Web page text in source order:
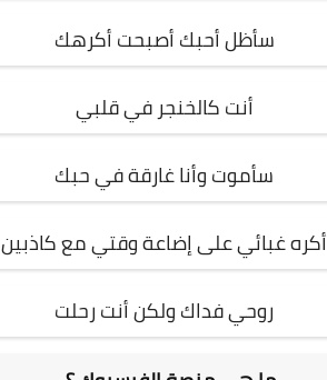
سأظل أحبك أصبحت أكرهك
أنت كالخنجر في قلبي
سأموت وأنا غارقة في حبك
أكره غبائي على إضاعة وقتي مع كاذبين
روحي فداك ولكن أنت رحلت